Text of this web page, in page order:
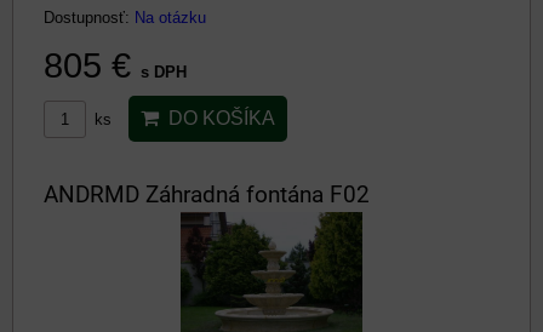
Dostupnosť: Na otázku
805 € s DPH
ks DO KOŠÍKA
ANDRMD Záhradná fontána F02